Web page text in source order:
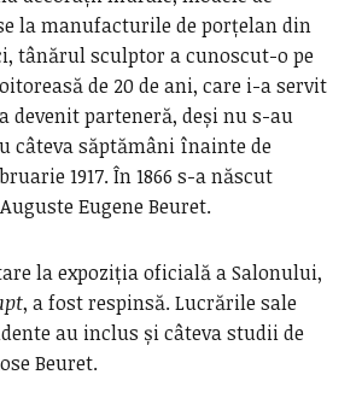
la manufacturile de porțelan din
tânărul sculptor a cunoscut-o pe
de 20 de ani, care i-a servit
devenit parteneră, deși nu s-au
câteva săptămâni înainte de
1917. În 1866 s-a născut
Eugene Beuret.
la expoziția oficială a Salonului,
, a fost respinsă. Lucrările sale
au inclus și câteva studii de
Beuret.